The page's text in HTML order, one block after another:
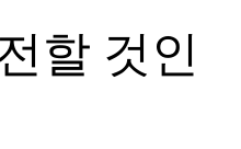
할 것인